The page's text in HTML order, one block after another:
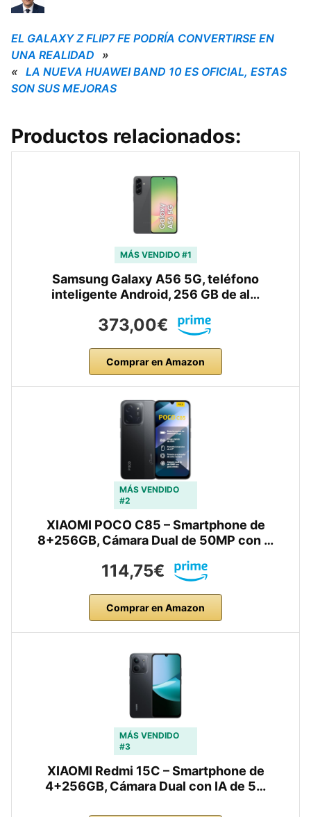
EL GALAXY Z FLIP7 FE PODRÍA CONVERTIRSE EN
UNA REALIDAD »
« LA NUEVA HUAWEI BAND 10 ES OFICIAL, ESTAS
SON SUS MEJORAS
Productos relacionados:
MÁS VENDIDO #1
Samsung Galaxy A56 5G, teléfono
inteligente Android, 256 GB de al…
373,00€
Comprar en Amazon
MÁS VENDIDO
#2
XIAOMI POCO C85 – Smartphone de
8+256GB, Cámara Dual de 50MP con …
114,75€
Comprar en Amazon
MÁS VENDIDO
#3
XIAOMI Redmi 15C – Smartphone de
4+256GB, Cámara Dual con IA de 5…